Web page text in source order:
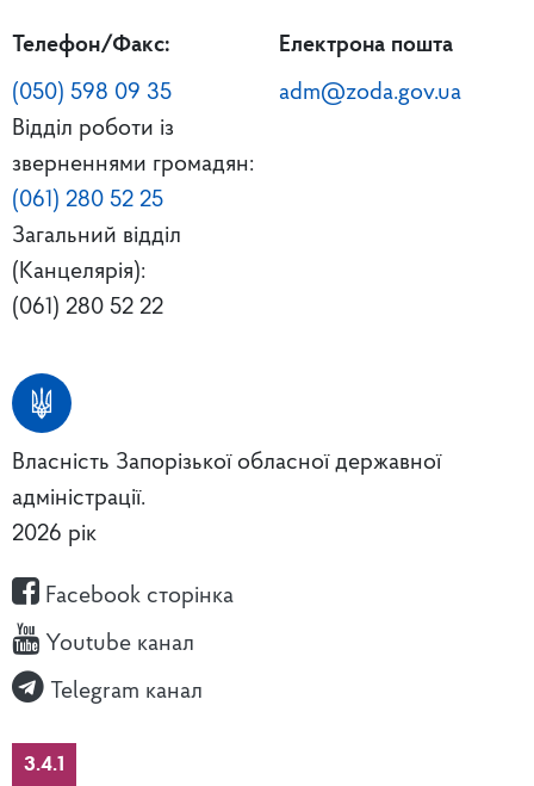
Телефон/Факс:
(050) 598 09 35
Відділ роботи із
зверненнями громадян:
(061) 280 52 25
Загальний відділ
(Канцелярія):
(061) 280 52 22
Електрона пошта
adm@zoda.gov.ua
Власність Запорізької обласної державної
адміністрації.
2026 рік
Facebook сторінка
Youtube канал
Telegram канал
3.4.1